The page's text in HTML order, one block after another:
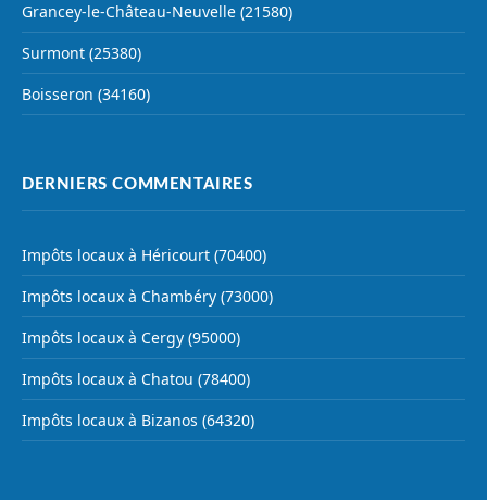
Grancey-le-Château-Neuvelle (21580)
Surmont (25380)
Boisseron (34160)
DERNIERS COMMENTAIRES
Impôts locaux à Héricourt (70400)
Impôts locaux à Chambéry (73000)
Impôts locaux à Cergy (95000)
Impôts locaux à Chatou (78400)
Impôts locaux à Bizanos (64320)